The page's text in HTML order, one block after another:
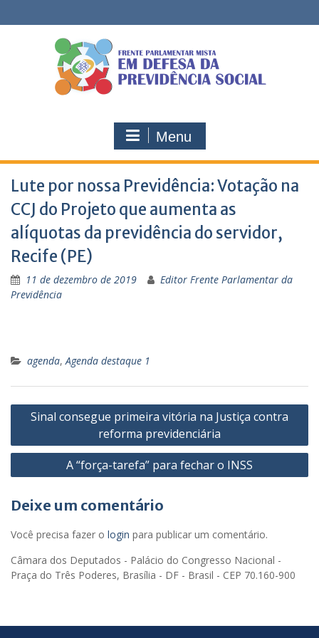
to
Menu
Lute por nossa Previdência: Votação na
CCJ do Projeto que aumenta as
alíquotas da previdência do servidor,
Recife (PE)
11 de dezembro de 2019
Editor Frente Parlamentar da
Previdência
agenda,Agenda destaque 1
Navegação
Post
Sinal consegue primeira vitória na Justiça contra
reforma previdenciária
A “força-tarefa” para fechar o INSS
Deixe um comentário
Você precisa fazer o login para publicar um comentário.
Câmara dos Deputados - Palácio do Congresso Nacional -
Praça do Três Poderes, Brasília - DF - Brasil - CEP 70.160-900